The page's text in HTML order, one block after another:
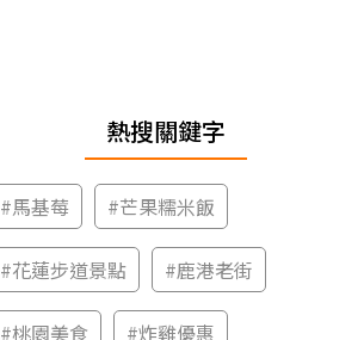
熱搜關鍵字
#馬基莓 #芒果糯米飯
#花蓮步道景點 #鹿港老街
#桃園美食 #炸雞優惠